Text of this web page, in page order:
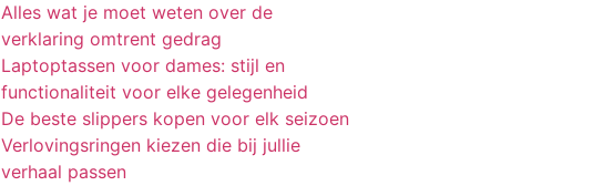
Alles wat je moet weten over de
verklaring omtrent gedrag
Laptoptassen voor dames: stijl en
functionaliteit voor elke gelegenheid
De beste slippers kopen voor elk seizoen
Verlovingsringen kiezen die bij jullie
verhaal passen